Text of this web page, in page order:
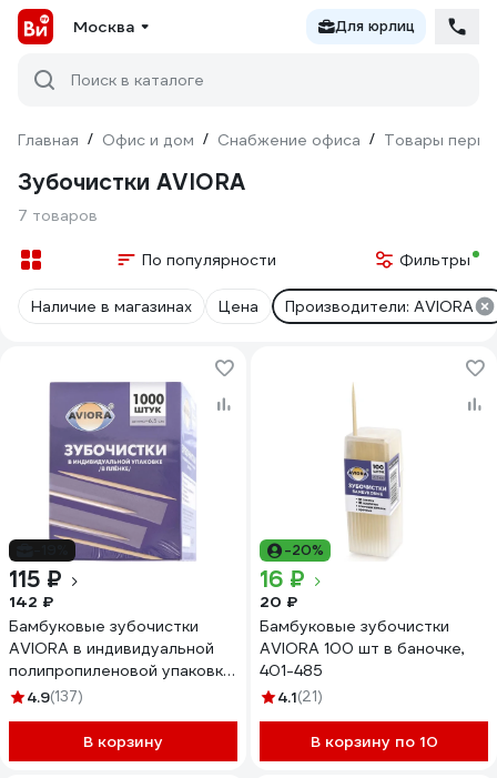
Москва Для юрлиц
Поиск в каталоге
Главная / Офис и дом / Снабжение офиса / Товары
Зубочистки AVIORA
7 товаров
По популярности Фильтры
Наличие в магазинах Цена Производители: AVIORA
115 ₽
142 ₽
Бамбуковые зубочистки
AVIORA в индивидуальной
полипропиленовой упаковке,
1000 шт в картонной
4.9(137)
В корзину
-20%
16 ₽
20 ₽
Бамбуковые зубочистки
AVIORA 100 шт в баночке,
401-485
4.1(21)
В корзину по 10